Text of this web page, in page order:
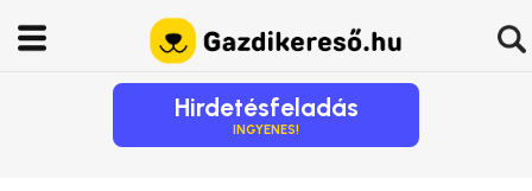
Hirdetésfeladás
INGYENES!